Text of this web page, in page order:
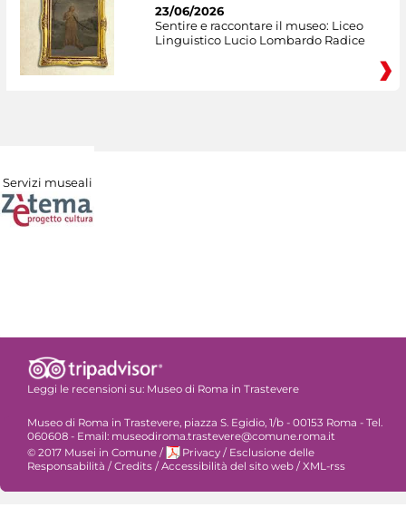
23/06/2026
Sentire e raccontare il museo: Liceo
Linguistico Lucio Lombardo Radice
Servizi museali
Leggi le recensioni su: Museo di Roma in Trastevere
Museo di Roma in Trastevere, piazza S. Egidio, 1/b - 00153 Roma - Tel.
060608 - Email: museodiroma.trastevere@comune.roma.it
© 2017 Musei in Comune / Privacy / Esclusione delle
Responsabilità /Credits /Accessibilità del sito web /XML-rss